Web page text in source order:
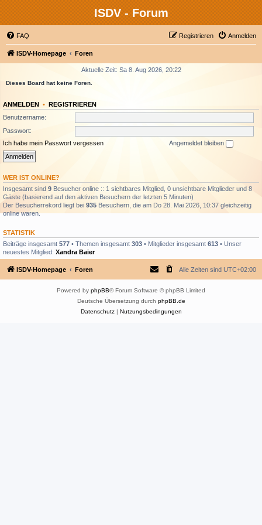
ISDV - Forum
FAQ Anmelden
Registrieren
ISDV-Homepage Foren
Aktuelle Zeit: Sa 8. Aug 2026, 20:22
Dieses Board hat keine Foren.
ANMELDEN • REGISTRIEREN
Benutzername:
Passwort:
Ich habe mein Passwort vergessen
Angemeldet bleiben
WER IST ONLINE?
Insgesamt sind 9 Besucher online :: 1 sichtbares Mitglied, 0 unsichtbare Mitglieder und 8
Gäste (basierend auf den aktiven Besuchern der letzten 5 Minuten)
Der Besucherrekord liegt bei 935 Besuchern, die am Do 28. Mai 2026, 10:37 gleichzeitig
online waren.
STATISTIK
Beiträge insgesamt 577 • Themen insgesamt 303 • Mitglieder insgesamt 613 • Unser
neuestes Mitglied: Xandra Baier
ISDV-Homepage Foren Alle Zeiten sind UTC+02:00
Powered by phpBB® Forum Software © phpBB Limited
Deutsche Übersetzung durch phpBB.de
Datenschutz| Nutzungsbedingungen